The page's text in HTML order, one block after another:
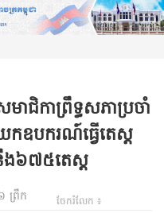
កាព្រឹទ្ធសភាប្រចាំ
ឧបករណ៍ធ្វើតេស្ត
៦៧៥តេស្ត
ព្រឹក ចែករំលែក ៖